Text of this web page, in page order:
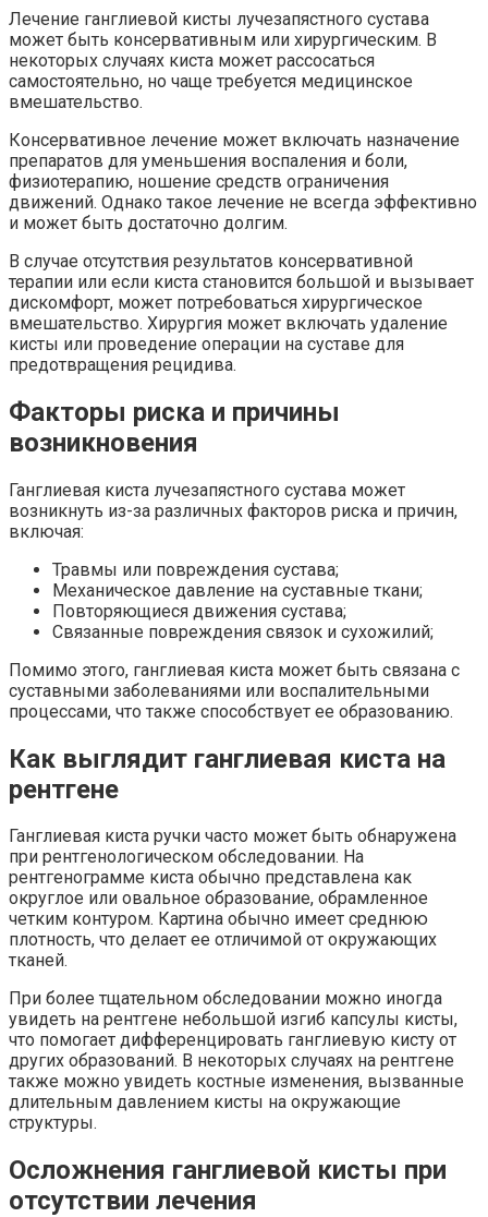
Лечение ганглиевой кисты лучезапястного сустава
может быть консервативным или хирургическим. В
некоторых случаях киста может рассосаться
самостоятельно, но чаще требуется медицинское
вмешательство.
Консервативное лечение может включать назначение
препаратов для уменьшения воспаления и боли,
физиотерапию, ношение средств ограничения
движений. Однако такое лечение не всегда эффективно
и может быть достаточно долгим.
В случае отсутствия результатов консервативной
терапии или если киста становится большой и вызывает
дискомфорт, может потребоваться хирургическое
вмешательство. Хирургия может включать удаление
кисты или проведение операции на суставе для
предотвращения рецидива.
Факторы риска и причины
возникновения
Ганглиевая киста лучезапястного сустава может
возникнуть из-за различных факторов риска и причин,
включая:
Травмы или повреждения сустава;
Механическое давление на суставные ткани;
Повторяющиеся движения сустава;
Связанные повреждения связок и сухожилий;
Помимо этого, ганглиевая киста может быть связана с
суставными заболеваниями или воспалительными
процессами, что также способствует ее образованию.
Как выглядит ганглиевая киста на
рентгене
Ганглиевая киста ручки часто может быть обнаружена
при рентгенологическом обследовании. На
рентгенограмме киста обычно представлена как
округлое или овальное образование, обрамленное
четким контуром. Картина обычно имеет среднюю
плотность, что делает ее отличимой от окружающих
тканей.
При более тщательном обследовании можно иногда
увидеть на рентгене небольшой изгиб капсулы кисты,
что помогает дифференцировать ганглиевую кисту от
других образований. В некоторых случаях на рентгене
также можно увидеть костные изменения, вызванные
длительным давлением кисты на окружающие
структуры.
Осложнения ганглиевой кисты при
отсутствии лечения